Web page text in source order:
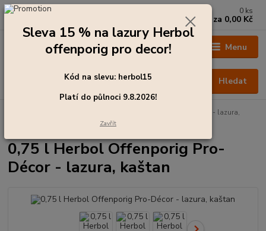
Menu
Hledat
+420 273 136 255
0 ks
za 0,00 Kč
0,75 l Herbol Offenporig Pro-Décor - lazura,
0,75 l Herbol Offenporig Pro-
Décor - lazura, kaštan
Sleva 15 % na lazury Herbol
offenporig pro decor!
Kód na slevu: herbol15
Platí do půlnoci 9.8.2026!
Zavřít